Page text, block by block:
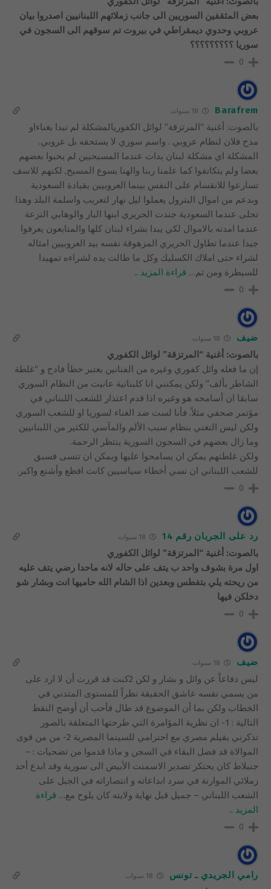
بعض المثقفين السوريين الى جانب زملائهم اللبنانيين اصدروا بيان
عروبي وحدوي ديمقراطي في بيروت تم سوقهم الى السجون في
سوريا ؟؟؟؟؟؟؟؟؟
0
Barafrem
بالصوت: أغنية “المرتزقة” لوائل الكفوريالمشكلة لم تبدا بغناءاو
مدح فلان لنظام عروبي . واسم سوري لا يستحقه بل عروبي.
المشكلة اي مشكلة لبنان بدات عندما المسيحيين لم يحبوا بعضهم
بعضا ولم يتكاتفوا كما علمنا ربنا والهنا يسوع المسيح, لكنهم للاسف
تسارعوا للانقسام على النفس بينما العروبيين بقيادة السعودية
وبدعم من اموال البترول يعملوا ليل نهار لتعريب واسلمة البلد وهذا
تجلى عندما السعودية جندت الحريري ابنها البار والوهابي النزعة
عندما امدته بالاموال لكي يبدا بشراء لبنان كلها والمتابعون يعرفوا
جيدا عندما تطاول الحريري المزهوقة نفسه بيد العروبيين امثاله
لشراء حتى املاك الكسليك وكل ما طالت يده لشراءه تمهيدا
للسيطرة ومن ثم … قراءة المزيد ..
0
ضيف 18 سنوات
بالصوت: أغنية “المرتزقة” لوائل الكفوري
إن ما فعله وائل كفوري وغيره من الفنانين يعتبر خطأ فادح و “غلطة
الشاطر بألف” ولكن يمكنني انا كلبنانية عانيت من النظام السوري
سابقا ان أسامحه هو وغيره اذا قدم اعتذار للشعب اللبناني في
مؤتمر صحفي مثلاً. فأنا لست ضد الغناء لسوريا او للشعب السوري
ولكن ليس التغني بنظام سبب الألم والمآسي للكثير من اللبنانيين
وما زال بعضهم في السجون السورية ينتظر الرحمة.
ولكن غلطتهم يمكن ان يسامحوا عليها ويمكن ان تنسى فسبق
للشعب اللبناني ان نسي أخطاء سياسيين كانت افظع وأشنع واكبر.
0
رد على الجربان رقم 14
بالصوت: أغنية “المرتزقة” لوائل الكفوري
اول مرة بشوف واحد ب يتف على حاله لانه ماحدا رضي يتف عليه
من ريحته يلي بتفطس وبعدين اذا الشام الله حاميها انت وبشار شو
دخلكن فيها
0
ضيف 18 سنوات
ليس دفاعاً عن وائل و بشار و لكن 2كنت قد قررت أن لا ارد على
من يسمي نفسه عاشق الحقيقة نظراً للمستوى المتدني في
الخطاب ولكن بما أن الموضوع قد طال فأحب أن أوضح النقط
التالية : 1- ان نظرية المؤامرة التي طرحتها المتعلقة بالصور
تذكرني بفيلم مصري مع احترامي للسينما المصرية 2- من من قوى
الموالاة قد فضل البقاء في السجن و ماذا قدموا من تضحيات : –
جنبلاط كان يحتكر تصدير الاسمنت الأبيض الى سورية وقد ابدع أحد
زملائي الموارنة في سرد ابداعاته و انتصاراته في الجبل على
الشعب اللبناني – جميل قبل نهاية ولايته كان يلوح مع… قراءة
المزيد ..
0
رامي الجريدي ـ تونس 18 سنوات